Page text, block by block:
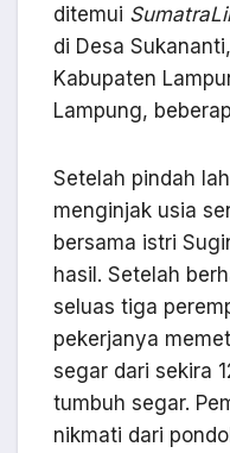
ditemui
di Desa
Kabupaten
Lampung,
Setelah pindah
menginjak usia
bersama istri
hasil. Setelah
seluas tiga
pekerjanya
segar dari sekira
tumbuh segar.
nikmati dari